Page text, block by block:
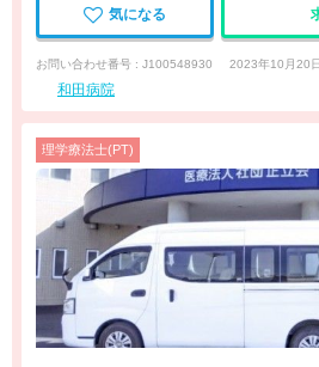
気になる
お問い合わせ番号 : J100548930 2023年10月20
和田病院
理学療法士(PT)